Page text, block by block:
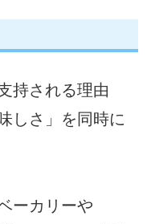
持される理由
しさ」を同時に
ーカリーや